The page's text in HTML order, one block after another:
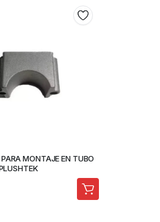
MONTAJE EN TUBO